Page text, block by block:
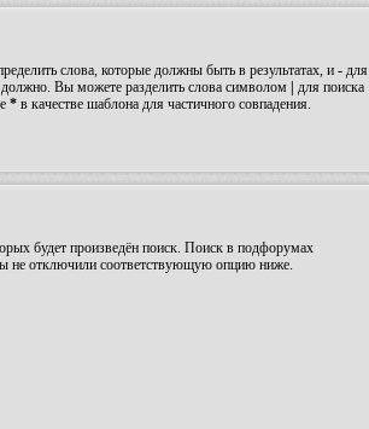
слова, которые должны быть в результатах, и - для
должно. Вы можете разделить слова символом
для поиска
* в качестве шаблона для частичного совпадения.
будет произведён поиск. Поиск в подфорумах
не отключили соответствующую опцию ниже.